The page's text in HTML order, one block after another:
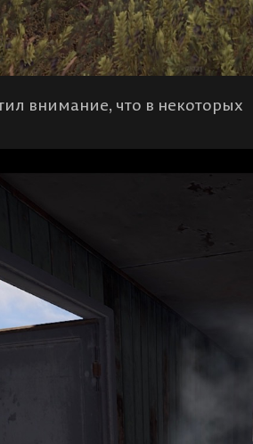
внимание, что в некоторых